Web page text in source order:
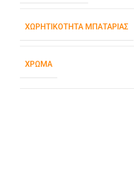
ΧΩΡΗΤΙΚΌΤΗΤΑ ΜΠΑΤΑΡΊΑΣ
ΧΡΏΜΑ